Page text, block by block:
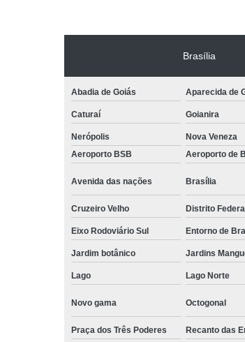
Brasília
Abadia de Goiás Aparecida de
Caturaí Goianira
Nerópolis Nova Veneza
Aeroporto BSB
Aeroporto de
Avenida das nações Brasília
Cruzeiro Velho Distrito
Eixo Rodoviário Sul Entorno de
Jardim botânico Jardins
Lago Lago Norte
Novo gama Octogonal
Praça dos Três Poderes Recanto das